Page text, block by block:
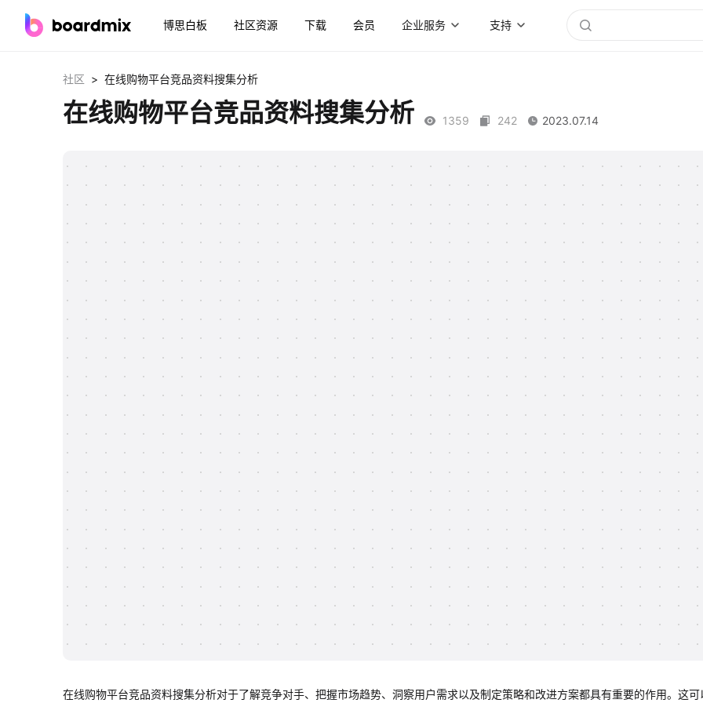
博思白板 社区资源 下载 会员 企业服务 支持
社区 > 在线购物平台竞品资料搜集分析
在线购物平台竞品资料搜集分析 1359 242 2023.07.14
在线购物平台竞品资料搜集分析对于了解竞争对手、把握市场趋势、洞察用户需求以及制定策略和改进方案都具有重要的作用。这可